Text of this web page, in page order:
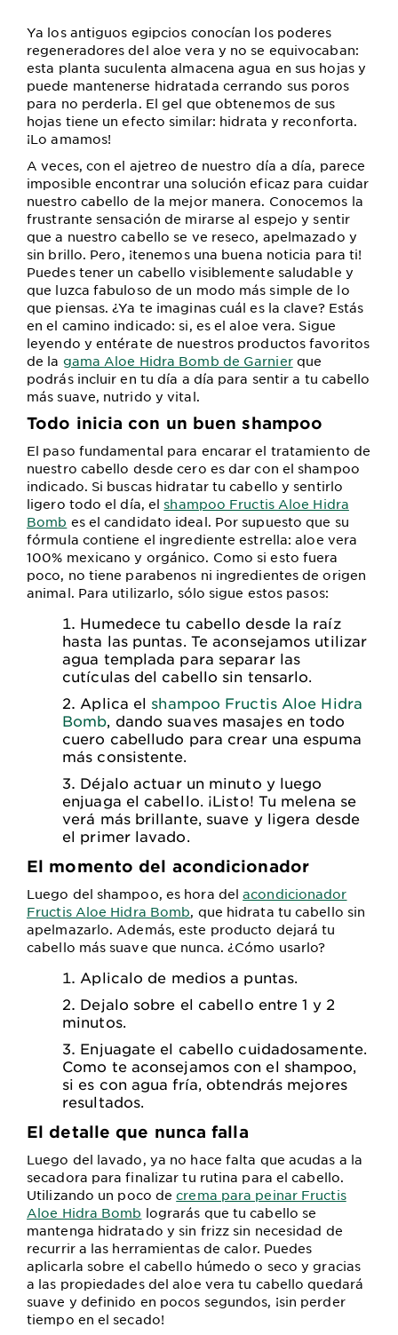
Ya los antiguos egipcios conocían los poderes
regeneradores del aloe vera y no se equivocaban:
esta planta suculenta almacena agua en sus hojas y
puede mantenerse hidratada cerrando sus poros
para no perderla. El gel que obtenemos de sus
hojas tiene un efecto similar: hidrata y reconforta.
¡Lo amamos!
A veces, con el ajetreo de nuestro día a día, parece
imposible encontrar una solución eficaz para cuidar
nuestro cabello de la mejor manera. Conocemos la
frustrante sensación de mirarse al espejo y sentir
que a nuestro cabello se ve reseco, apelmazado y
sin brillo. Pero, ¡tenemos una buena noticia para ti!
Puedes tener un cabello visiblemente saludable y
que luzca fabuloso de un modo más simple de lo
que piensas. ¿Ya te imaginas cuál es la clave? Estás
en el camino indicado: si, es el aloe vera. Sigue
leyendo y entérate de nuestros productos favoritos
de la gama Aloe Hidra Bomb de Garnierque
podrás incluir en tu día a día para sentir a tu cabello
más suave, nutrido y vital.
Todo inicia con un buen shampoo
El paso fundamental para encarar el tratamiento de
nuestro cabello desde cero es dar con el shampoo
indicado. Si buscas hidratar tu cabello y sentirlo
ligero todo el día, elshampoo Fructis Aloe Hidra
Bomb es el candidato ideal. Por supuesto que su
fórmula contiene el ingrediente estrella: aloe vera
100% mexicano y orgánico. Como si esto fuera
poco, no tiene parabenos ni ingredientes de origen
animal. Para utilizarlo, sólo sigue estos pasos:
Humedece tu cabello desde la raíz
hasta las puntas. Te aconsejamos utilizar
agua templada para separar las
cutículas del cabello sin tensarlo.
Aplica el shampoo Fructis Aloe Hidra
Bomb, dando suaves masajes en todo
cuero cabelludo para crear una espuma
más consistente.
Déjalo actuar un minuto y luego
enjuaga el cabello. ¡Listo! Tu melena se
verá más brillante, suave y ligera desde
el primer lavado.
El momento del acondicionador
Luego del shampoo, es hora delacondicionador
Fructis Aloe Hidra Bomb, que hidrata tu cabello sin
apelmazarlo. Además, este producto dejará tu
cabello más suave que nunca. ¿Cómo usarlo?
Aplicalo de medios a puntas.
Dejalo sobre el cabello entre 1 y 2
minutos.
Enjuagate el cabello cuidadosamente.
Como te aconsejamos con el shampoo,
si es con agua fría, obtendrás mejores
resultados.
El detalle que nunca falla
Luego del lavado, ya no hace falta que acudas a la
secadora para finalizar tu rutina para el cabello.
Utilizando un poco decrema para peinar Fructis
Aloe Hidra Bomb lograrás que tu cabello se
mantenga hidratado y sin frizz sin necesidad de
recurrir a las herramientas de calor. Puedes
aplicarla sobre el cabello húmedo o seco y gracias
a las propiedades del aloe vera tu cabello quedará
suave y definido en pocos segundos, ¡sin perder
tiempo en el secado!